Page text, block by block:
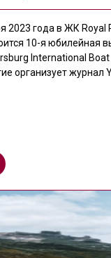
2023 года в ЖК Royal
10-я юбилейная
International
организует журнал